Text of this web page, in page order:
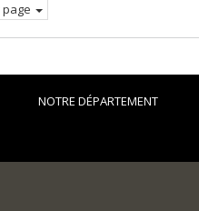
NOTRE DÉPARTEMENT